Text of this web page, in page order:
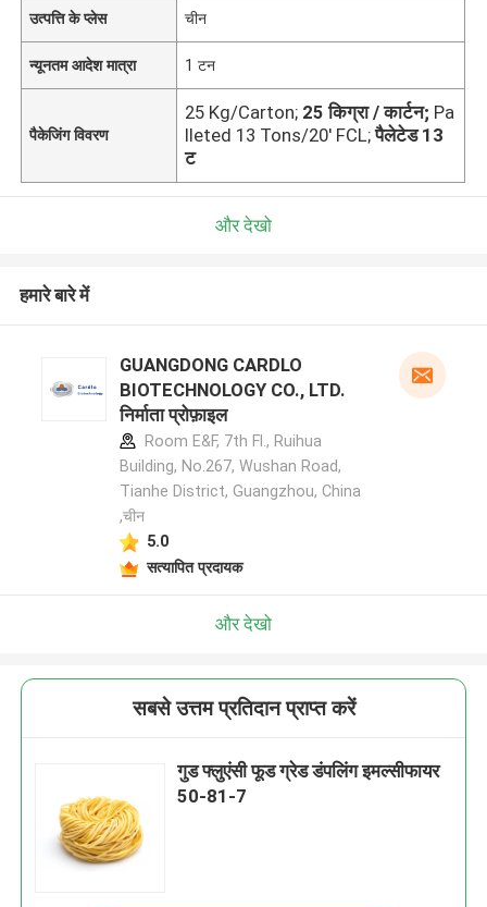
उत्पत्ति के प्लेस चीन
न्यूनतम आदेश मात्रा 1 टन
पैकेजिंग विवरण
25 Kg/Carton; 25 किग्रा / कार्टन; Pa
lleted 13 Tons/20' FCL; पैलेटेड 13
ट
और देखो
हमारे बारे में
GUANGDONG CARDLO
BIOTECHNOLOGY CO., LTD.
निर्माता प्रोफ़ाइल
Room E&F, 7th Fl., Ruihua
Building, No.267, Wushan Road,
Tianhe District, Guangzhou, China
,चीन
5.0
सत्यापित प्रदायक
और देखो
सबसे उत्तम प्रतिदान प्राप्त करें
गुड फ्लुएंसी फूड ग्रेड डंपलिंग इमल्सीफायर
50-81-7